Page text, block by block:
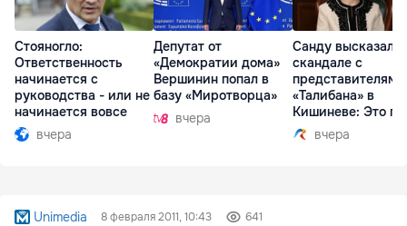
Стояногло:
Ответственность
начинается с
руководства - или не
начинается вовсе
вчера
Депутат от
«Демократии дома»
Вершинин попал в
базу «Миротворца»
вчера
Санду
скандале с
представителями
«Талибана» в
Кишиневе: Это
вчера
Unimedia 8 февраля 2011, 10:43 641